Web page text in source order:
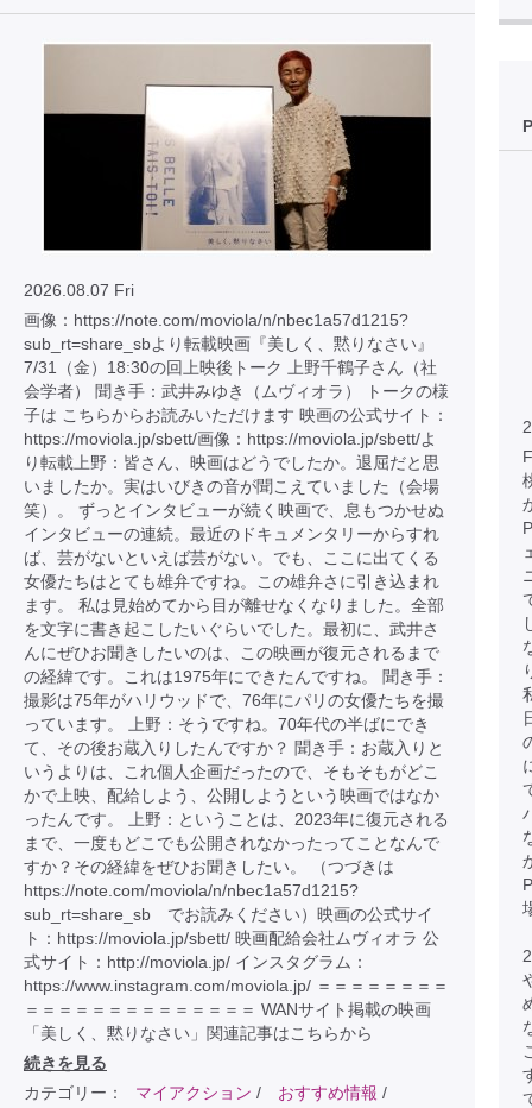
2026.08.07 Fri
画像：https://note.com/moviola/n/nbec1a57d1215?
sub_rt=share_sbより転載映画『美しく、黙りなさい』
7/31（金）18:30の回上映後トーク 上野千鶴子さん（社
会学者） 聞き手：武井みゆき（ムヴィオラ） トークの様
子は こちらからお読みいただけます 映画の公式サイト：
https://moviola.jp/sbett/画像：https://moviola.jp/sbett/よ
り転載上野：皆さん、映画はどうでしたか。退屈だと思
いましたか。実はいびきの音が聞こえていました（会場
笑）。 ずっとインタビューが続く映画で、息もつかせぬ
インタビューの連続。最近のドキュメンタリーからすれ
ば、芸がないといえば芸がない。でも、ここに出てくる
女優たちはとても雄弁ですね。この雄弁さに引き込まれ
ます。 私は見始めてから目が離せなくなりました。全部
を文字に書き起こしたいぐらいでした。最初に、武井さ
んにぜひお聞きしたいのは、この映画が復元されるまで
の経緯です。これは1975年にできたんですね。 聞き手：
撮影は75年がハリウッドで、76年にパリの女優たちを撮
っています。 上野：そうですね。70年代の半ばにでき
て、その後お蔵入りしたんですか？ 聞き手：お蔵入りと
いうよりは、これ個人企画だったので、そもそもがどこ
かで上映、配給しよう、公開しようという映画ではなか
ったんです。 上野：ということは、2023年に復元される
まで、一度もどこでも公開されなかったってことなんで
すか？その経緯をぜひお聞きしたい。 （つづきは
https://note.com/moviola/n/nbec1a57d1215?
sub_rt=share_sb でお読みください）映画の公式サイ
ト：https://moviola.jp/sbett/ 映画配給会社ムヴィオラ 公
式サイト：http://moviola.jp/ インスタグラム：
https://www.instagram.com/moviola.jp/ ＝＝＝＝＝＝＝＝
＝＝＝＝＝＝＝＝＝＝＝＝＝＝ WANサイト掲載の映画
「美しく、黙りなさい」関連記事はこちらから
続きを見る
カテゴリー：
マイアクション / おすすめ情報 /